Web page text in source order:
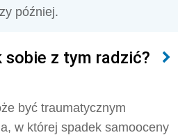
później.
sobie z tym radzić?
być traumatycznym
w której spadek samooceny